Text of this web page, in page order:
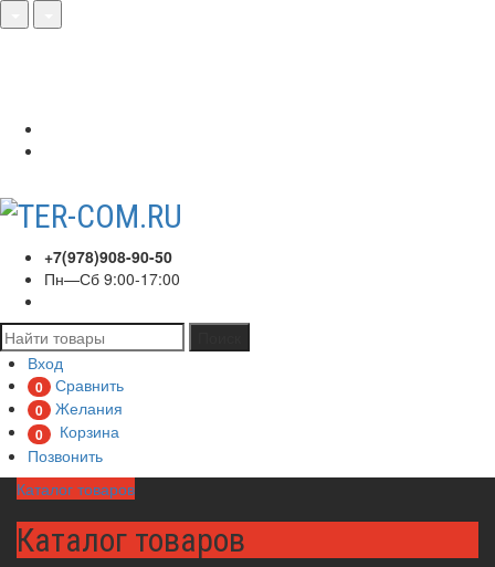
+7(978)908-90-50
Пн—Сб 9:00-17:00
Вход
0 Сравнить
0 Желания
0
Корзина
Позвонить
Каталог товаров
Каталог товаров